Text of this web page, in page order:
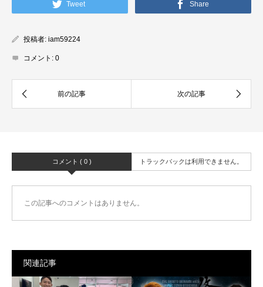
Tweet Share
投稿者: iam59224
コメント: 0
コメント ( 0 ) トラックバックは利用できません。
この記事へのコメントはありません。
関連記事